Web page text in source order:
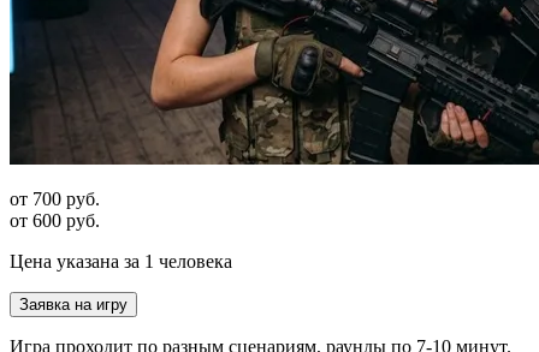
от 700 руб.
от 600 руб.
Цена указана за 1 человека
Заявка на игру
Игра проходит по разным сценариям, раунды по 7-10 минут.